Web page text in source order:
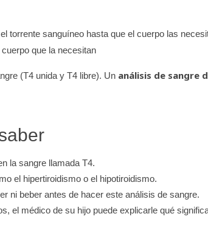
torrente sanguíneo hasta que el cuerpo las
que la necesitan
(T4 unida y T4 libre). Un análisis de sangre
la sangre llamada T4.
el hipertiroidismo o el hipotiroidismo.
ni beber antes de hacer este análisis de sangre.
el médico de su hijo puede explicarle qué